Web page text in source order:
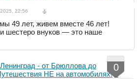
22:56
49 лет, живем вместе 46 лет!
шестеро внуков — это наше
- от Брюллова до
НЕ на автомобилях!
0